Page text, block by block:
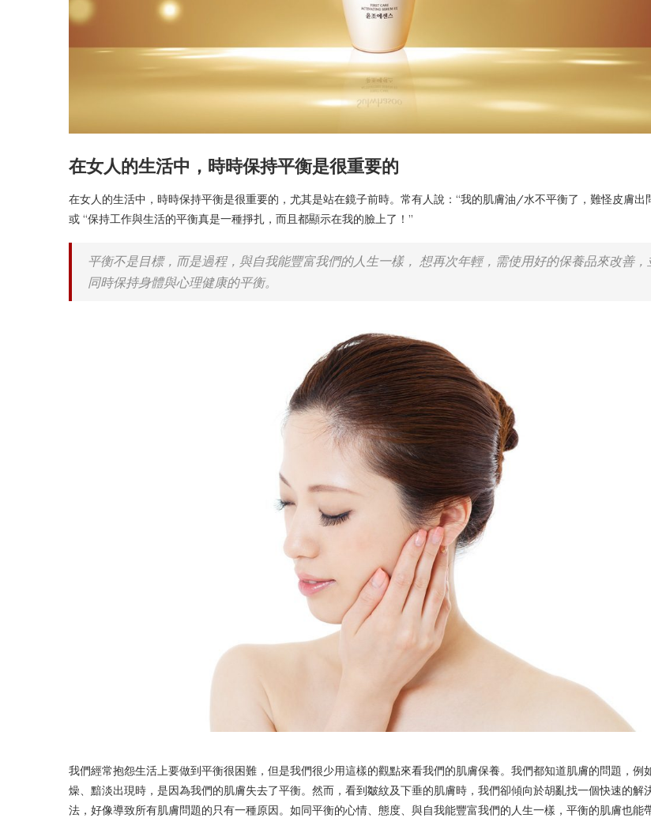
在女人的生活中，時時保持平衡是很重要的
在女人的生活中，時時保持平衡是很重要的，尤其是站在鏡子前時。常有人說：“我的肌膚油/水不平衡了，難怪皮膚出
或 “保持工作與生活的平衡真是一種掙扎，而且都顯示在我的臉上了！”
平衡不是目標，而是過程，與自我能豐富我們的人生一樣， 想再次年輕，需使用好的保養品來改善，
同時保持身體與心理健康的平衡。
我們經常抱怨生活上要做到平衡很困難，但是我們很少用這樣的觀點來看我們的肌膚保養。我們都知道肌膚的問題，例
燥、黯淡出現時，是因為我們的肌膚失去了平衡。然而，看到皺紋及下垂的肌膚時，我們卻傾向於胡亂找一個快速的解
法，好像導致所有肌膚問題的只有一種原因。如同平衡的心情、態度、與自我能豐富我們的人生一樣，平衡的肌膚也能